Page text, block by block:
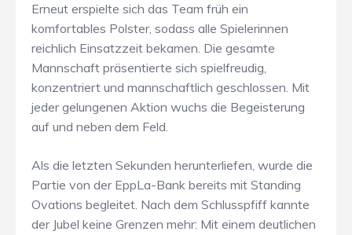
Erneut erspielte sich das Team früh ein
komfortables Polster, sodass alle Spielerinnen
reichlich Einsatzzeit bekamen. Die gesamte
Mannschaft präsentierte sich spielfreudig,
konzentriert und mannschaftlich geschlossen. Mit
jeder gelungenen Aktion wuchs die Begeisterung
auf und neben dem Feld.
Als die letzten Sekunden herunterliefen, wurde die
Partie von der EppLa-Bank bereits mit Standing
Ovations begleitet. Nach dem Schlusspfiff kannte
der Jubel keine Grenzen mehr: Mit einem deutlichen